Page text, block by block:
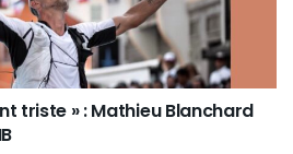
triste » : Mathieu Blanchard